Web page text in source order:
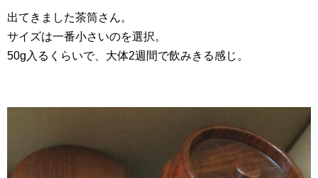
出てきました茶筒さん。
サイズは一番小さいのを選択。
50g入るくらいで、大体2週間で飲みきる感じ。